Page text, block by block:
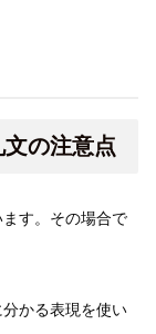
の注意点
す。その場合で
かる表現を使い